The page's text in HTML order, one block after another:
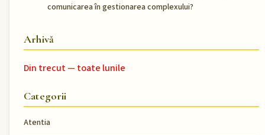
comunicarea în gestionarea complexului?
Arhivă
Din trecut — toate lunile
Categorii
Atentia